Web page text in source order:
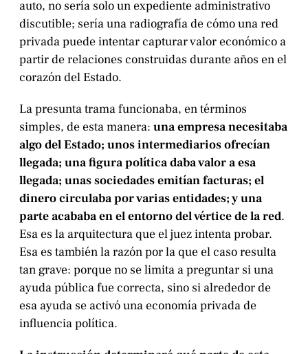
auto, no sería solo un expediente administrativo
discutible; sería una radiografía de cómo una red
privada puede intentar capturar valor económico a
partir de relaciones construidas durante años en el
corazón del Estado.
La presunta trama funcionaba, en términos
simples, de esta manera: una empresa necesitaba
algo del Estado; unos intermediarios ofrecían
llegada; una figura política daba valor a esa
llegada; unas sociedades emitían facturas; el
dinero circulaba por varias entidades; y una
parte acababa en el entorno del vértice de la red.
Esa es la arquitectura que el juez intenta probar.
Esa es también la razón por la que el caso resulta
tan grave: porque no se limita a preguntar si una
ayuda pública fue correcta, sino si alrededor de
esa ayuda se activó una economía privada de
influencia política.